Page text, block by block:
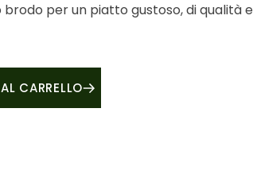
per un piatto gustoso, di qualità e
quantity
CARRELLO